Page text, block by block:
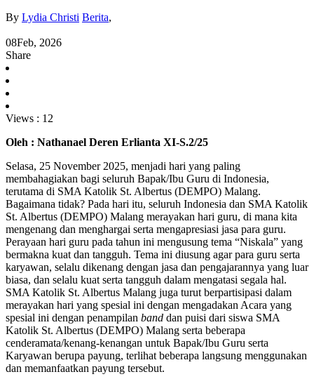
By Lydia Christi Berita,
08Feb, 2026
Share
Views : 12
Oleh : Nathanael Deren Erlianta XI-S.2/25
Selasa, 25 November 2025, menjadi hari yang paling
membahagiakan bagi seluruh Bapak/Ibu Guru di Indonesia,
terutama di SMA Katolik St. Albertus (DEMPO) Malang.
Bagaimana tidak? Pada hari itu, seluruh Indonesia dan SMA Katolik
St. Albertus (DEMPO) Malang merayakan hari guru, di mana kita
mengenang dan menghargai serta mengapresiasi jasa para guru.
Perayaan hari guru pada tahun ini mengusung tema “Niskala” yang
bermakna kuat dan tangguh. Tema ini diusung agar para guru serta
karyawan, selalu dikenang dengan jasa dan pengajarannya yang luar
biasa, dan selalu kuat serta tangguh dalam mengatasi segala hal.
SMA Katolik St. Albertus Malang juga turut berpartisipasi dalam
merayakan hari yang spesial ini dengan mengadakan Acara yang
spesial ini dengan penampilan band dan puisi dari siswa SMA
Katolik St. Albertus (DEMPO) Malang serta beberapa
cenderamata/kenang-kenangan untuk Bapak/Ibu Guru serta
Karyawan berupa payung, terlihat beberapa langsung menggunakan
dan memanfaatkan payung tersebut.